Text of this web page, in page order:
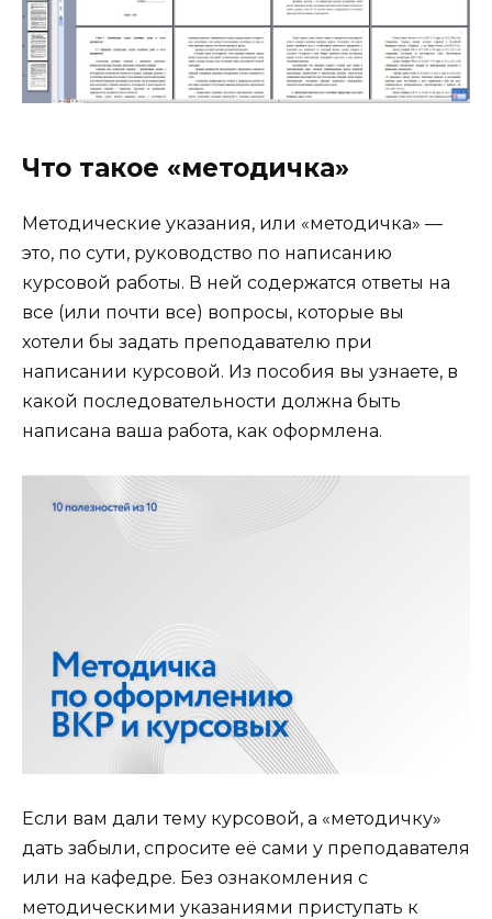
Что такое «методичка»
Методические указания, или «методичка» —
это, по сути, руководство по написанию
курсовой работы. В ней содержатся ответы на
все (или почти все) вопросы, которые вы
хотели бы задать преподавателю при
написании курсовой. Из пособия вы узнаете, в
какой последовательности должна быть
написана ваша работа, как оформлена.
Если вам дали тему курсовой, а «методичку»
дать забыли, спросите её сами у преподавателя
или на кафедре. Без ознакомления с
методическими указаниями приступать к